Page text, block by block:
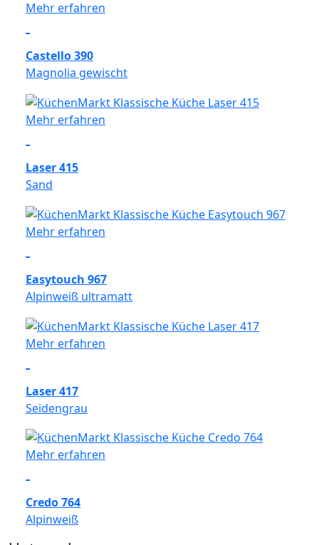
Mehr erfahren
Castello 390
Magnolia gewischt
Mehr erfahren
Laser 415
Sand
Mehr erfahren
Easytouch 967
Alpinweiß ultramatt
Mehr erfahren
Laser 417
Seidengrau
Mehr erfahren
Credo 764
Alpinweiß